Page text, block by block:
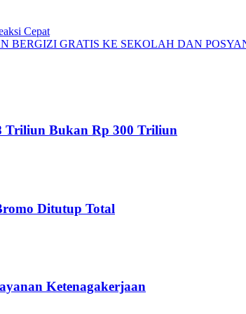
Cepat
BERGIZI GRATIS KE SEKOLAH DAN
Triliun Bukan Rp 300 Triliun
Ditutup Total
Ketenagakerjaan